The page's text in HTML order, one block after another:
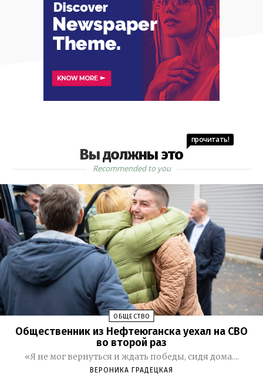
Вы должны это
прочитать!
Recommended to you
ОБЩЕСТВО
Общественник из Нефтеюганска уехал на СВО
во второй раз
«Я не мог вернуться и ждать победы, сидя дома....
ВЕРОНИКА ГРАДЕЦКАЯ